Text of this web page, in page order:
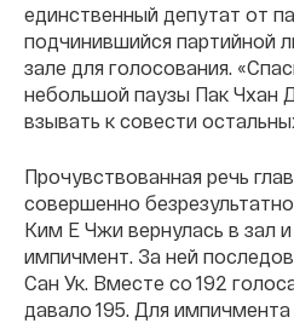
единственный депутат от
подчинившийся партийной
зале для голосования.
небольшой паузы Пак Чхан
взывать к совести
Прочувствованная речь
совершенно
Ким Е Чжи вернулась в зал
импичмент. За ней
Сан Ук. Вместе со 192
давало 195. Для